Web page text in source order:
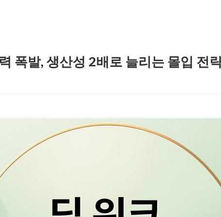
폭발, 생산성 2배로 늘리는 몰입 전